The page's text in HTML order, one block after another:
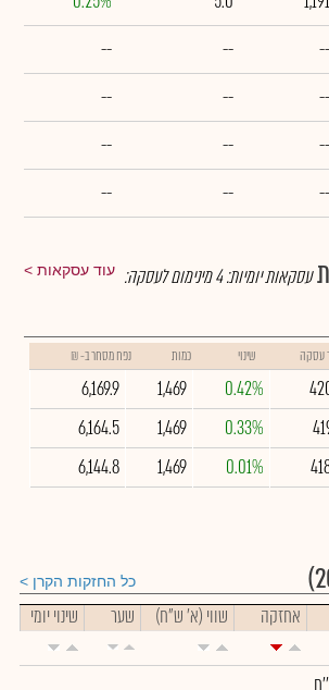
--
--
--
--
--
--
--
--
--
--
--
--
עוד עסקאות עסקאות יומיות:4מינימום לעסקה:
עסקה שינוי כמות נפח מסחר ב- ₪
0.42%
1,469
6,169.9
0.33%
1,469
6,164.5
0.01%
1,469
6,144.8
כל החזקות הקרן
אחזקה שווי (א' ש"ח) שער שינוי יומי